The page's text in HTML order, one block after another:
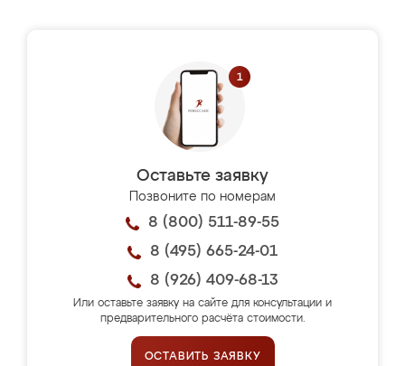
Оставьте заявку
Позвоните по номерам
8 (800) 511-89-55
8 (495) 665-24-01
8 (926) 409-68-13
Или оставьте заявку на сайте для консультации и
предварительного расчёта стоимости.
ОСТАВИТЬ ЗАЯВКУ